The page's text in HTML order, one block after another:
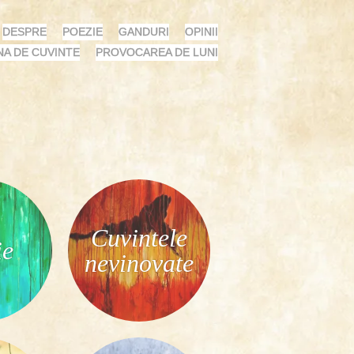
DESPRE POEZIE GANDURI
OPINII
DE CUVINTE
PROVOCAREA DE LUNI
Cuvintele
nevinovate